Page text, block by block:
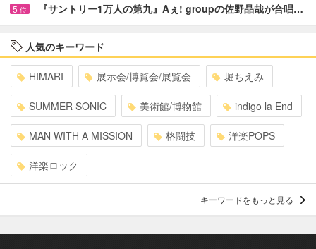
5 位 『サントリー1万人の第九』Aぇ! groupの佐野晶哉が合唱…
人気のキーワード
HIMARI 展示会/博覧会/展覧会 堀ちえみ
SUMMER SONIC 美術館/博物館 indigo la End
MAN WITH A MISSION 格闘技 洋楽POPS
洋楽ロック
キーワードをもっと見る